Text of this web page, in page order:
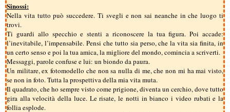
Sinossi:
Nella vita tutto può succedere. Ti svegli e non sai neanche in che luogo ti
trovi.
Ti guardi allo specchio e stenti a riconoscere la tua figura. Poi accade:
l’inevitabile, l’impensabile. Pensi che tutto sia perso, che la vita sia finita, in
un certo senso e poi la tua amica, la migliore del mondo, comincia a scriverti.
Messaggi, parole confuse e lui: un biondo da paura.
Un militare, ex fotomodello che non sa nulla di me, che non mi ha mai visto,
se non in foto. Tutta la prospettiva della mia vita muta.
Il quadrato, che ho sempre visto come prigione, diventa un cerchio, dove tutto
gira alla velocità della luce. Le risate, le notti in bianco i video rubati e la
follia esplode.